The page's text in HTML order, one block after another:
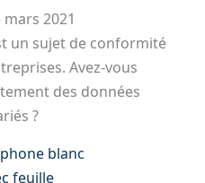
mars 2021
un sujet de conformité
Avez-vous
des données
?